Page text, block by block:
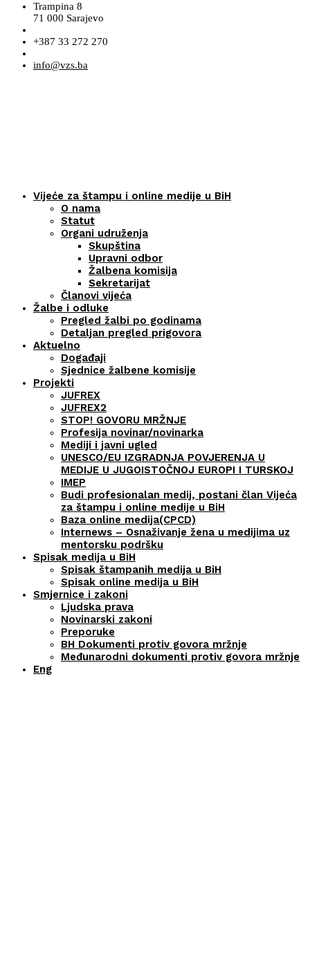
Trampina 8
71 000 Sarajevo
+387 33 272 270
info@vzs.ba
Vijeće za štampu i online medije u BiH
O nama
Statut
Organi udruženja
Skupština
Upravni odbor
Žalbena komisija
Sekretarijat
Članovi vijeća
Žalbe i odluke
Pregled žalbi po godinama
Detaljan pregled prigovora
Aktuelno
Događaji
Sjednice žalbene komisije
Projekti
JUFREX
JUFREX2
STOP! GOVORU MRŽNJE
Profesija novinar/novinarka
Mediji i javni ugled
UNESCO/EU IZGRADNJA POVJERENJA U
MEDIJE U JUGOISTOČNOJ EUROPI I TURSKOJ
IMEP
Budi profesionalan medij, postani član Vijeća
za štampu i online medije u BiH
Baza online medija(CPCD)
Internews – Osnaživanje žena u medijima uz
mentorsku podršku
Spisak medija u BiH
Spisak štampanih medija u BiH
Spisak online medija u BiH
Smjernice i zakoni
Ljudska prava
Novinarski zakoni
Preporuke
BH Dokumenti protiv govora mržnje
Međunarodni dokumenti protiv govora mržnje
Eng